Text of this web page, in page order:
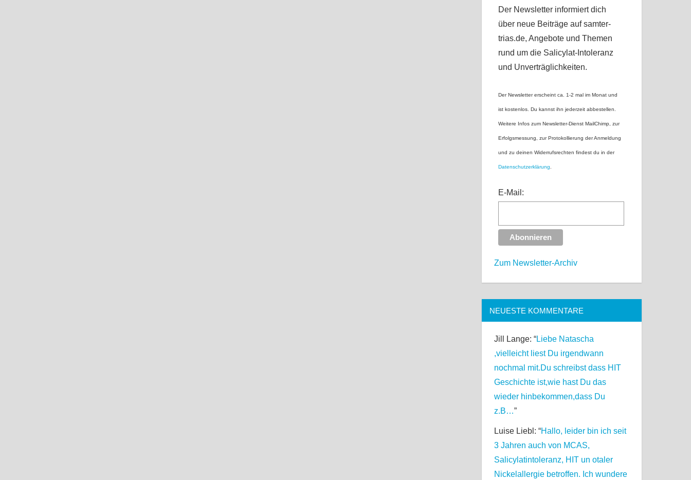
Der Newsletter informiert dich
über neue Beiträge auf samter-
trias.de, Angebote und Themen
rund um die Salicylat-Intoleranz
und Unverträglichkeiten.
Der Newsletter erscheint ca. 1-2 mal im Monat und
ist kostenlos. Du kannst ihn jederzeit abbestellen.
Weitere Infos zum Newsletter-Dienst MailChimp, zur
Erfolgsmessung, zur Protokollierung der Anmeldung
und zu deinen Widerrufsrechten findest du in der
Datenschutzerklärung
E-Mail:
Zum Newsletter-Archiv
NEUESTE KOMMENTARE
Jill Lange: “Liebe Natascha
,vielleicht liest Du irgendwann
nochmal mit.Du schreibst dass HIT
Geschichte ist,wie hast Du das
wieder hinbekommen,dass Du
z.B…”
Luise Liebl : “Hallo, leider bin ich seit
3 Jahren auch von MCAS,
Salicylatintoleranz, HIT un otaler
Nickelallergie betroffen. Ich wundere